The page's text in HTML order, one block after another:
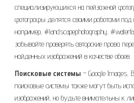
специализирующихся на пейзажной
фотографы делятся своими работами
например, #landscapephotography,
забывайте проверять авторские права
найденных изображений в качестве обоев.
Поисковые системы – Google Images,
поисковые системы также могут быть
изображений, но будьте внимательны к